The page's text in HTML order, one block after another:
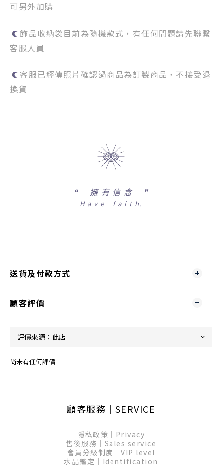
可另外加購
飾品收納袋目前為隨機款式，有任何問題請先聯繫
客服人員
客服已經傳照片確認過商品為訂製商品，不接受退
換貨
❝ 擁 有 信 念 ❞
H a v e f a i t h.
送貨及付款方式
顧客評價
尚未有任何評價
顧客服務│SERVICE
隱私政策│Privacy
售後服務│Sales service
會員分級制度│VIP level
水晶鑑定│Identification